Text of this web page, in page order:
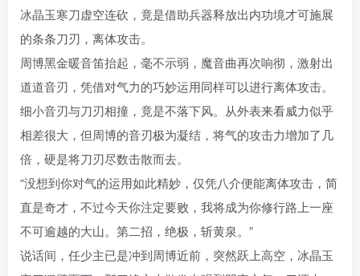
冰晶玉寒刀虚空连砍，竟是借助兵器释放出内功境才可施展
的条条刀刃，离体攻击。
周博黑金暖音笛抬起，毫不示弱，魔音曲再次响彻，激射出
道道音刃，凭借对气力的巧妙运用同样可以进行离体攻击。
细小音刃与刀刃相撞，竟是不落下风。从外表来看威力似乎
相差很大，但周博的音刃极为凝结，将气的攻击力增加了几
倍，硬是将刀刃尽数击散而去。
“没想到你对气的运用如此精妙，仅凭八介便能离体攻击，简
直是奇才，不过今天你注定要败，我将成为你修行路上一座
不可逾越的大山。第二招，绝极，斩黄泉。”
说话间，任少主已是冲到周博近前，突然跃上高空，冰晶玉